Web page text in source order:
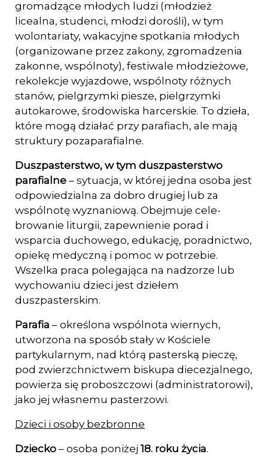
gromadzące mło­dych ludzi (młodzież
licealna, studenci, młodzi dorośli), w tym
wolontariaty, wa­kacyjne spotkania młodych
(organizowane przez zakony, zgromadzenia
zakonne, wspólnoty), festiwale młodzieżowe,
rekolekcje wyjazdowe, wspólnoty różnych
stanów, pielgrzymki piesze, pielgrzymki
autokarowe, środowiska harcerskie. To dzieła,
które mogą działać przy parafiach, ale mają
struktury pozaparafialne.
Duszpasterstwo, w tym duszpasterstwo
parafialne – sytuacja, w której jedna osoba jest
odpowiedzialna za dobro drugiej lub za
wspólnotę wyznaniową. Obejmuje cele­
browanie liturgii, zapewnienie porad i
wsparcia duchowego, edukację, poradnic­two,
opiekę medyczną i pomoc w potrzebie.
Wszelka praca polegająca na nadzorze lub
wychowaniu dzieci jest dziełem
duszpasterskim.
Parafia – określona wspólnota wiernych,
utworzona na sposób stały w Kościele
partyku­larnym, nad którą pasterską pieczę,
pod zwierzchnictwem biskupa diecezjalnego,
powierza się proboszczowi (administratorowi),
jako jej własnemu pasterzowi.
Dzieci i osoby bezbronne
Dziecko – osoba poniżej 18. roku życia.